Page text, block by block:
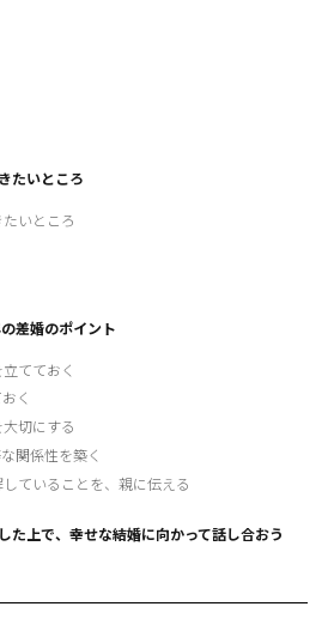
たいところ
いところ
差婚のポイント
てておく
く
切にする
関係性を築く
ていることを、親に伝える
た上で、幸せな結婚に向かって話し合おう